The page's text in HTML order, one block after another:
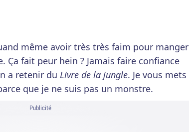
même avoir très très faim pour manger
Ça fait peur hein ? Jamais faire confiance
a retenir du Livre de la jungle. Je vous mets
que je ne suis pas un monstre.
Publicité